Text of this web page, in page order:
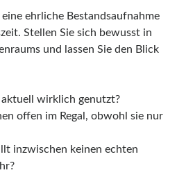
ehrliche Bestandsaufnahme
Stellen Sie sich bewusst in
und lassen Sie den Blick
wirklich genutzt?
offen im Regal, obwohl sie nur
inzwischen keinen echten